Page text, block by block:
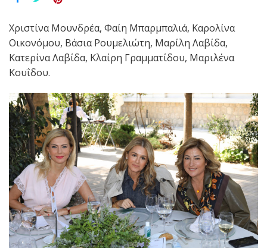
Χριστίνα Μουνδρέα, Φαίη Μπαρμπαλιά, Καρολίνα
Οικονόμου, Βάσια Ρουμελιώτη, Μαρίλη Λαβίδα,
Κατερίνα Λαβίδα, Κλαίρη Γραμματίδου, Μαριλένα
Κουΐδου.